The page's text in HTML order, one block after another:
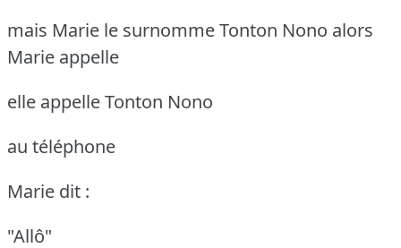
mais Marie le surnomme Tonton Nono alors
Marie appelle
elle appelle Tonton Nono
au téléphone
Marie dit :
"Allô"